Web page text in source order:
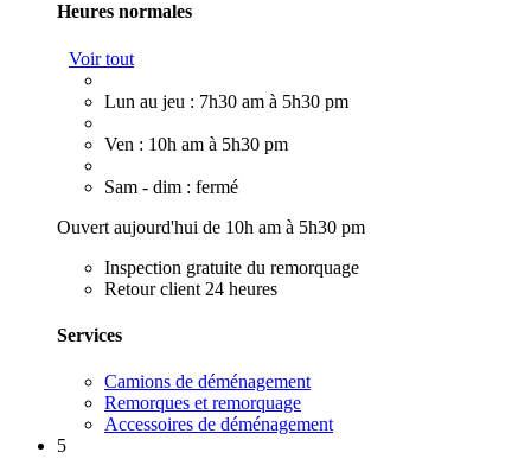
Heures normales
Voir tout
Lun au jeu : 7h30 am à 5h30 pm
Ven : 10h am à 5h30 pm
Sam - dim : fermé
Ouvert aujourd'hui de 10h am à 5h30 pm
Inspection gratuite du remorquage
Retour client 24 heures
Services
Camions de déménagement
Remorques et remorquage
Accessoires de déménagement
5